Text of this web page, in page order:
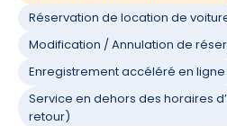
Réservation de location de
Modification / Annulation de
Enregistrement accéléré en ligne
Service en dehors des horaires
retour)